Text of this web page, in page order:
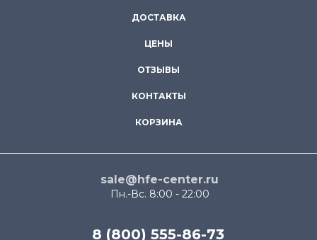
ДОСТАВКА
ЦЕНЫ
ОТЗЫВЫ
КОНТАКТЫ
КОРЗИНА
sale@hfe-center.ru
Пн.-Вс. 8:00 - 22:00
8 (800) 555-86-73